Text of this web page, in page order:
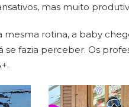
mas muito
rotina, a baby
se fazia perceber. Os